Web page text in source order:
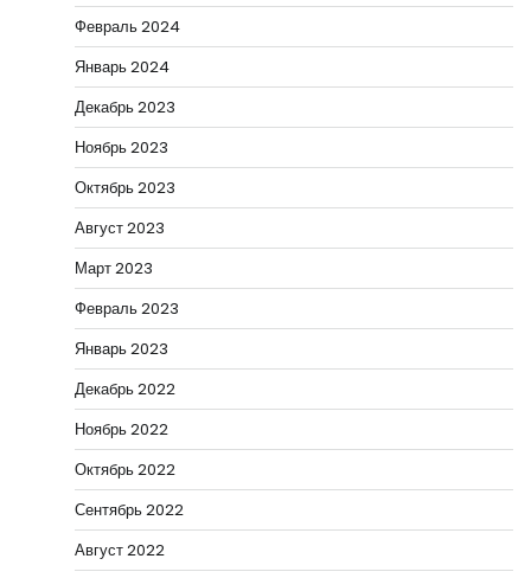
Февраль 2024
Январь 2024
Декабрь 2023
Ноябрь 2023
Октябрь 2023
Август 2023
Март 2023
Февраль 2023
Январь 2023
Декабрь 2022
Ноябрь 2022
Октябрь 2022
Сентябрь 2022
Август 2022